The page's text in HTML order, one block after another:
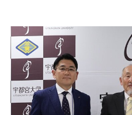
学生寮
取得可能な免許・資格
科目等履修生・研究生の
学割・通学定期乗車券
学生生活における事故の
学生寮
農学部峰ヶ丘同窓会
本学職員への兼業依頼に
入札関連情報
職員募集のご案内